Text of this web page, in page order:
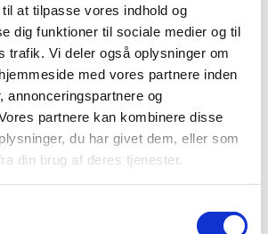
at tilpasse vores indhold og
dig funktioner til sociale medier og til
trafik. Vi deler også oplysninger om
med vores partnere inden
annonceringspartnere og
partnere kan kombinere disse
du har givet dem, eller som
din brug af deres tjenester.
patientdata i kliniske forsøg
GCP-inspektører
inspektører får nu direkte adgang
i patientjournaler i
på næsesalve mod MRSA
Bactroban Nasal næsesalve 2%, der…